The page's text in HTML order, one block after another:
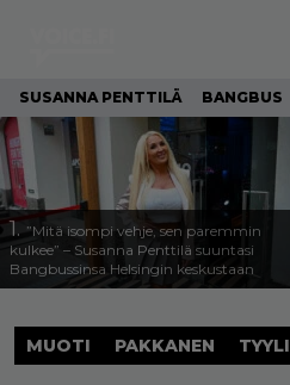
SUSANNA PENTTILÄ BANGBUS
1.”Mitä isompi vehje, sen paremmin
kulkee” – Susanna Penttilä suuntasi
Bangbussinsa Helsingin keskustaan
MUOTI PAKKANEN TYYLI